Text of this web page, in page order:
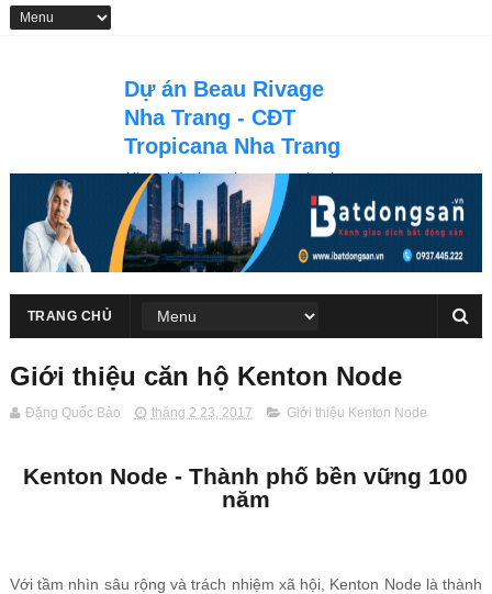
Dự án Beau Rivage
Nha Trang - CĐT
Tropicana Nha Trang
Khu phức hợp thương mại vui
chơi giải trí, nghỉ dưỡng căn hộ &
khách sạn du lich 5 sao Beau
Rivage Nha Trang tọa lạc tại số
40 Trần Phú, thành phố Nha
TRANG CHỦ
Giới thiệu căn hộ Kenton Node
Đặng Quốc Bảo tháng 2 23, 2017 Giới thiệu Kenton Node
Kenton Node - Thành phố bền vững 100
năm
Với tầm nhìn sâu rộng và trách nhiệm xã hội, Kenton Node là thành